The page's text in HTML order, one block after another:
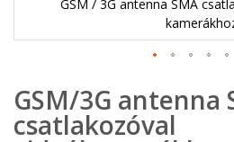
GSM / 3G antenna SMA
a
képgaléria
elejére
GSM/3G antenna
csatlakozóval